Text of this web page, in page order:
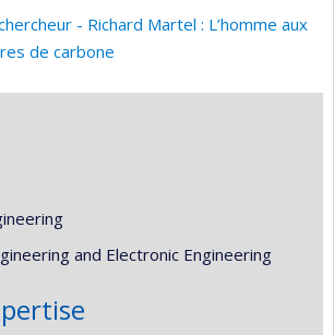
- Richard Martel : L’homme aux
de carbone
and Electronic Engineering